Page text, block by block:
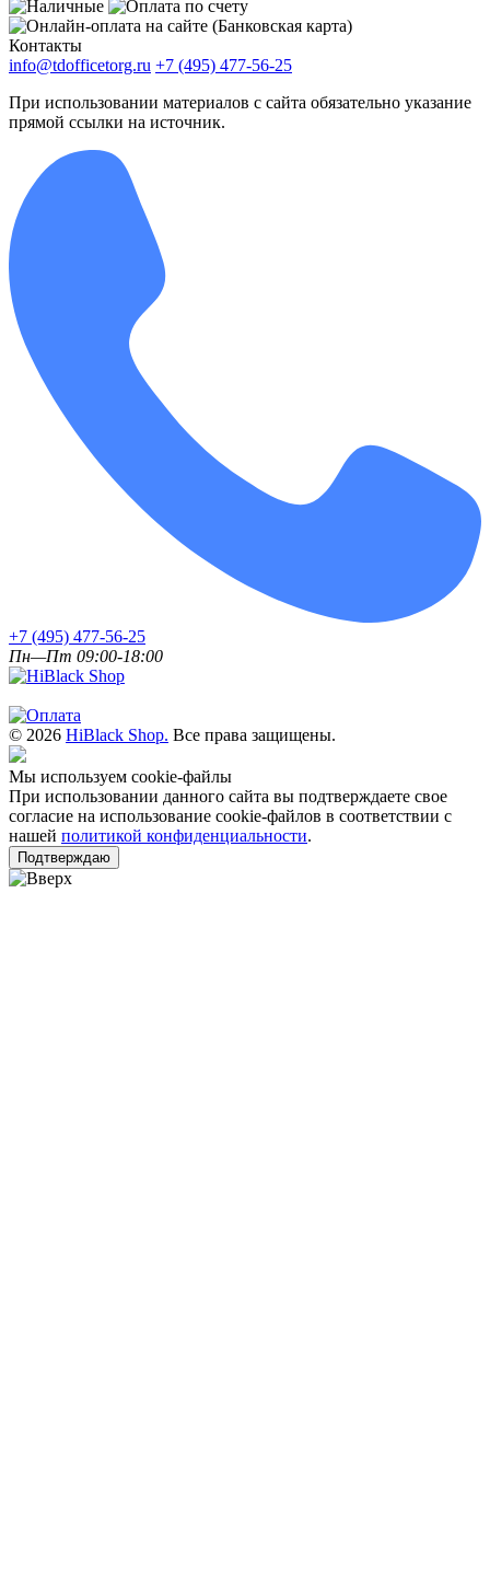
Контакты
info@tdofficetorg.ru +7 (495) 477-56-25
При использовании материалов с сайта обязательно указание
прямой ссылки на источник.
+7 (495) 477-56-25
Пн—Пт 09:00-18:00
© 2026 HiBlack Shop. Все права защищены.
Мы используем cookie-файлы
При использовании данного сайта вы подтверждаете свое
согласие на использование cookie-файлов в соответствии с
нашей политикой конфиденциальности.
Подтверждаю